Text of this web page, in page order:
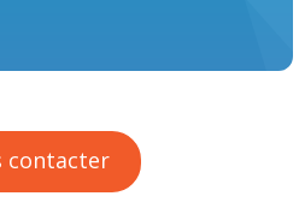
contacter